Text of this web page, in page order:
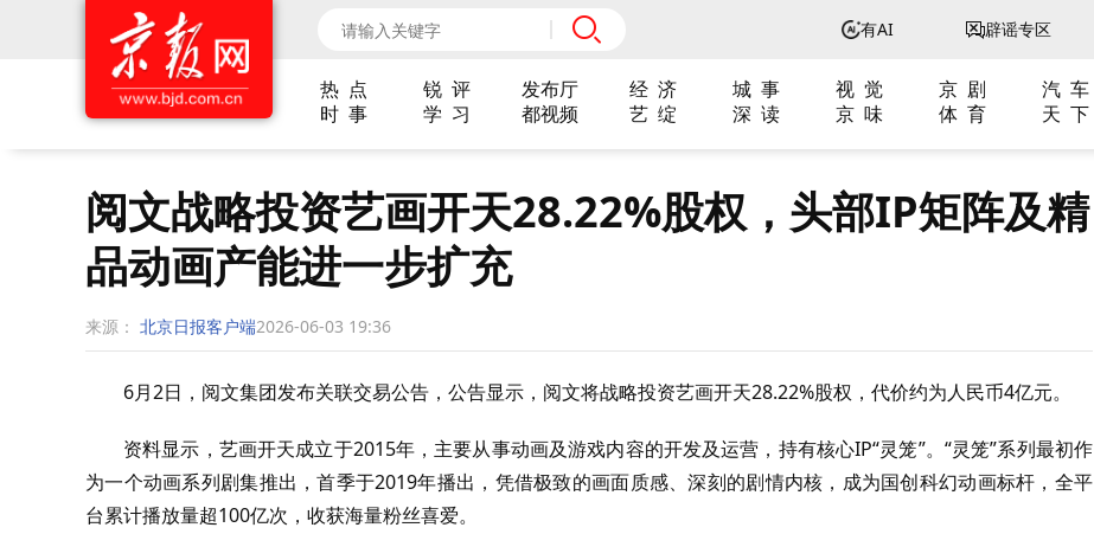
有AI 辟谣专区
热 点 锐 评 发布厅 经 济 城 事 视 觉 京 剧 汽 车
时 事
学 习 都视频 艺 绽 深 读 京 味 体 育 天 下
阅文战略投资艺画开天28.22%股权，头部IP矩阵及精
品动画产能进一步扩充
来源： 北京日报客户端2026-06-03 19:36
6月2日，阅文集团发布关联交易公告，公告显示，阅文将战略投资艺画开天28.22%股权，代价约为人民币4亿元。
资料显示，艺画开天成立于2015年，主要从事动画及游戏内容的开发及运营，持有核心IP“灵笼”。“灵笼”系列最初作
为一个动画系列剧集推出，首季于2019年播出，凭借极致的画面质感、深刻的剧情内核，成为国创科幻动画标杆，全平
台累计播放量超100亿次，收获海量粉丝喜爱。